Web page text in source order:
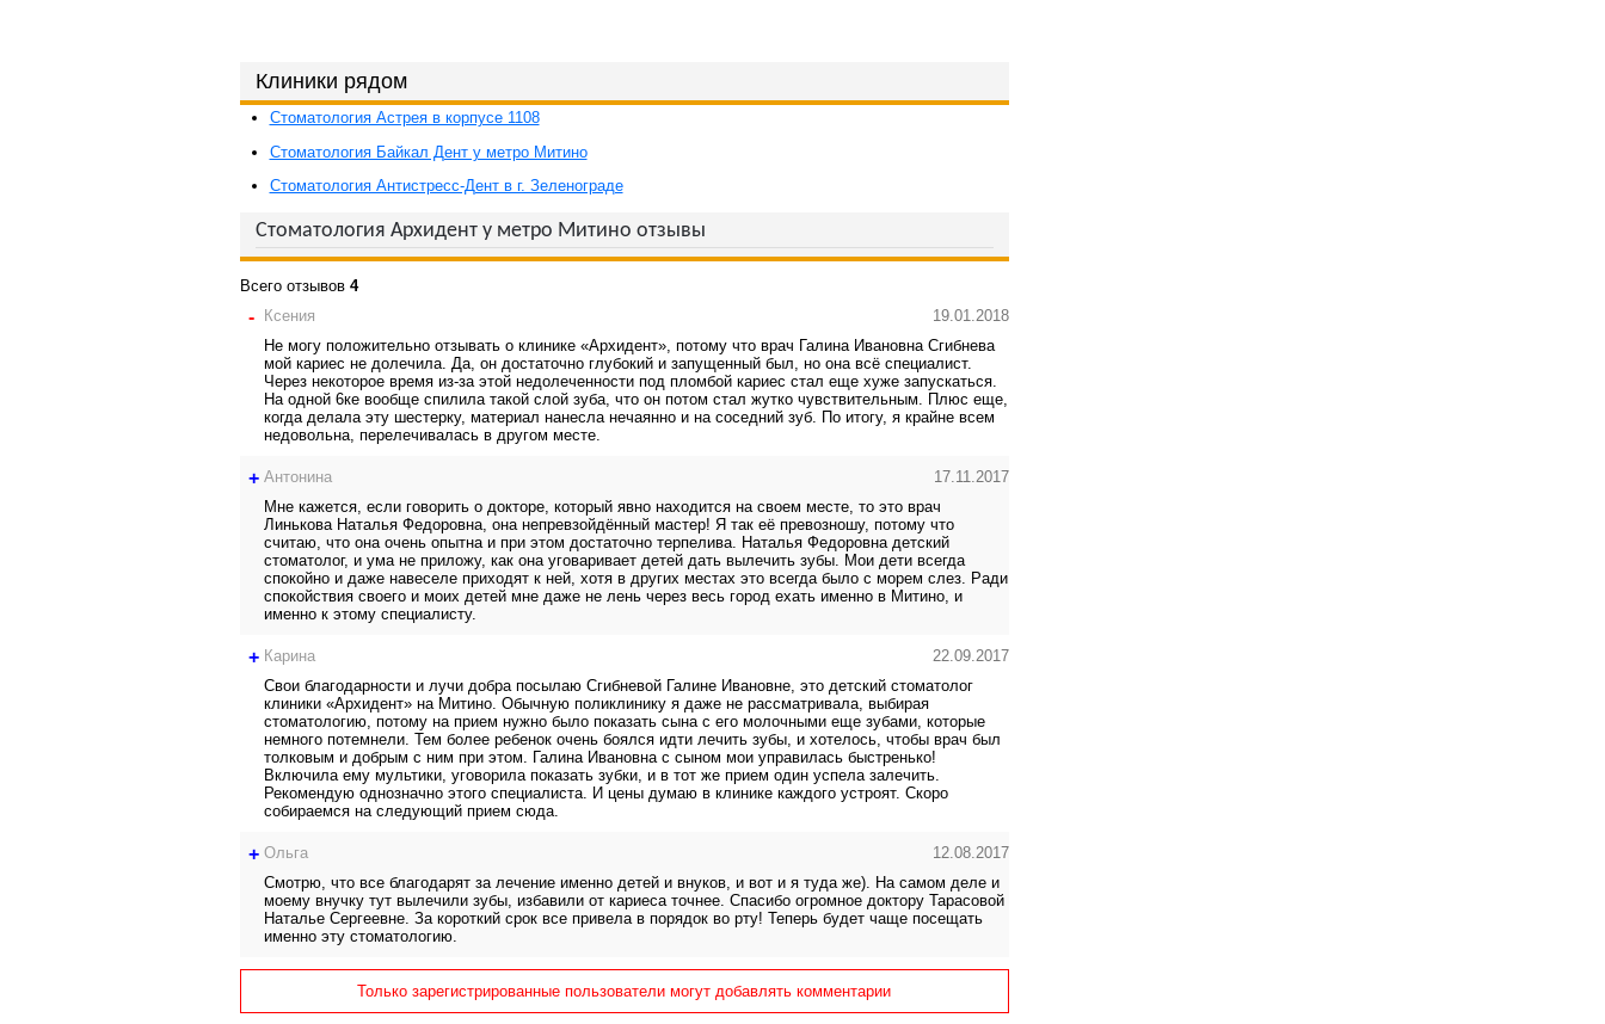
Клиники рядом
Стоматология Астрея в корпусе 1108
Стоматология Байкал Дент у метро Митино
Стоматология Антистресс-Дент в г. Зеленограде
Стоматология Архидент у метро Митино отзывы
Всего отзывов 4
- Ксения
19.01.2018
Не могу положительно отзывать о клинике «Архидент», потому что врач Галина Ивановна Сгибнева
мой кариес не долечила. Да, он достаточно глубокий и запущенный был, но она всё специалист.
Через некоторое время из-за этой недолеченности под пломбой кариес стал еще хуже запускаться.
На одной 6ке вообще спилила такой слой зуба, что он потом стал жутко чувствительным. Плюс еще,
когда делала эту шестерку, материал нанесла нечаянно и на соседний зуб. По итогу, я крайне всем
недовольна, перелечивалась в другом месте.
+ Антонина
17.11.2017
Мне кажется, если говорить о докторе, который явно находится на своем месте, то это врач
Линькова Наталья Федоровна, она непревзойдённый мастер! Я так её превозношу, потому что
считаю, что она очень опытна и при этом достаточно терпелива. Наталья Федоровна детский
стоматолог, и ума не приложу, как она уговаривает детей дать вылечить зубы. Мои дети всегда
спокойно и даже навеселе приходят к ней, хотя в других местах это всегда было с морем слез. Ради
спокойствия своего и моих детей мне даже не лень через весь город ехать именно в Митино, и
именно к этому специалисту.
+ Карина
22.09.2017
Свои благодарности и лучи добра посылаю Сгибневой Галине Ивановне, это детский стоматолог
клиники «Архидент» на Митино. Обычную поликлинику я даже не рассматривала, выбирая
стоматологию, потому на прием нужно было показать сына с его молочными еще зубами, которые
немного потемнели. Тем более ребенок очень боялся идти лечить зубы, и хотелось, чтобы врач был
толковым и добрым с ним при этом. Галина Ивановна с сыном мои управилась быстренько!
Включила ему мультики, уговорила показать зубки, и в тот же прием один успела залечить.
Рекомендую однозначно этого специалиста. И цены думаю в клинике каждого устроят. Скоро
собираемся на следующий прием сюда.
+ Ольга
12.08.2017
Смотрю, что все благодарят за лечение именно детей и внуков, и вот и я туда же). На самом деле и
моему внучку тут вылечили зубы, избавили от кариеса точнее. Спасибо огромное доктору Тарасовой
Наталье Сергеевне. За короткий срок все привела в порядок во рту! Теперь будет чаще посещать
именно эту стоматологию.
Только зарегистрированные пользователи могут добавлять комментарии